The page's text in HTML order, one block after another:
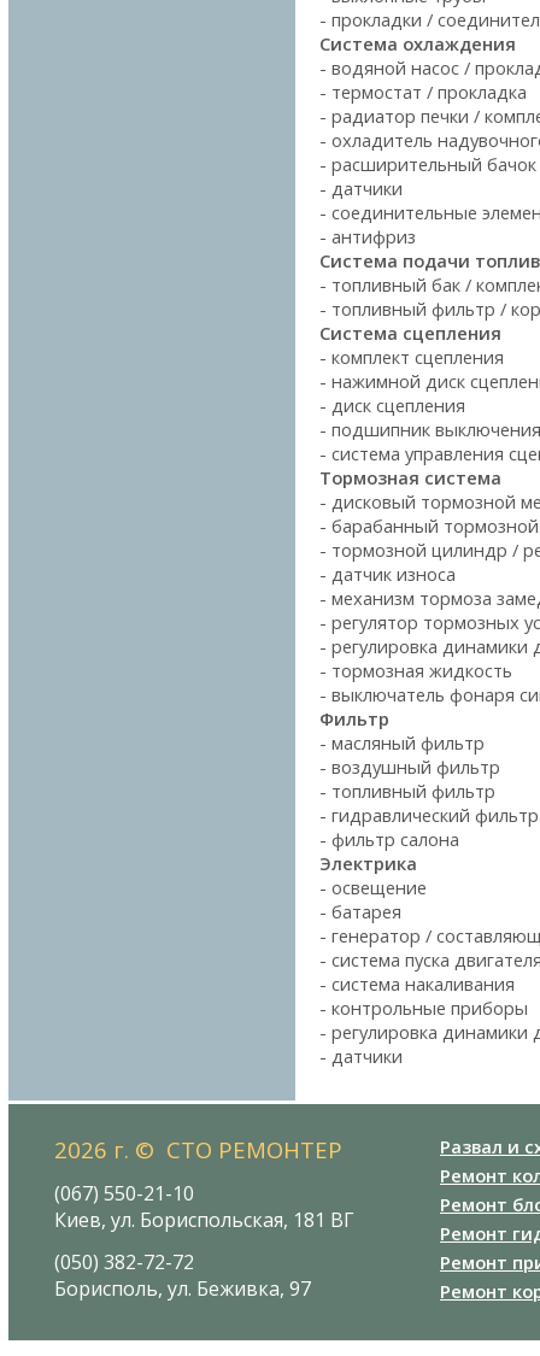
- прокладки /
Система охлаждения
- водяной насос /
- термостат / прокладка
- радиатор печки /
- охладитель
- расширительный
- датчики
- соединительные
- антифриз
Система подачи
- топливный бак /
- топливный фильтр /
Система сцепления
- комплект сцепления
- нажимной диск
- диск сцепления
- подшипник
- система управления
Тормозная система
- дисковый тормозной
- барабанный
- тормозной цилиндр /
- датчик износа
- механизм тормоза
- регулятор тормозных
- регулировка динамики
- тормозная жидкость
- выключатель фонаря
Фильтр
- масляный фильтр
- воздушный фильтр
- топливный фильтр
- гидравлический
- фильтр салона
Электрика
- освещение
- батарея
- генератор /
- система пуска
- система накаливания
- контрольные приборы
- регулировка динамики
- датчики
2026 г. © СТО РЕМОНТЕР
(067) 550-21-10
Киев, ул. Бориспольская, 181 ВГ
(050) 382-72-72
Борисполь, ул. Беживка, 97
Развал и
Ремонт
Ремонт
Ремонт
Ремонт
Ремонт